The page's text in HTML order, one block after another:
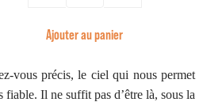
Ajouter au panier
vous précis, le ciel qui nous permet
fiable. Il ne suffit pas d’être là, sous la